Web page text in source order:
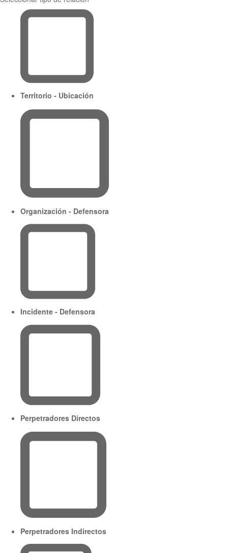
Territorio - Ubicación
Organización - Defensora
Incidente - Defensora
Perpetradores Directos
Perpetradores Indirectos